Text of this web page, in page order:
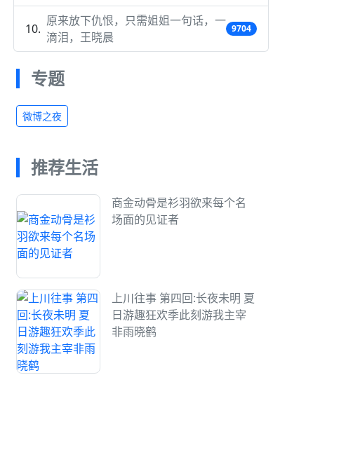
原来放下仇恨，只需姐姐一句话，一
滴泪，王晓晨
9704
专题
微博之夜
推荐生活
商金动骨是衫羽欲来每个名
场面的见证者
上川往事 第四回:长夜未明 夏
日游趣狂欢季此刻游我主宰
非雨晓鹤